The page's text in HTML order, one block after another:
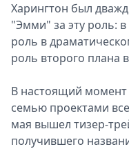
Metro
Стримы
Звезды
2026
Скачай
Metro
Харингтон был
"Эмми" за эту роль:
роль в
роль второго плана
В настоящий момент
семью проектами
мая вышел тизер-
получившего